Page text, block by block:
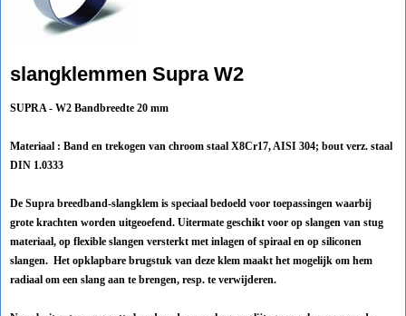
slangklemmen Supra W2
SUPRA - W2 Bandbreedte 20 mm
Materiaal : Band en trekogen van chroom staal X8Cr17, AISI 304; bout verz. staal
DIN 1.0333
De Supra breedband-slangklem is speciaal bedoeld voor toepassingen waarbij
grote krachten worden uitgeoefend. Uitermate geschikt voor op slangen van stug
materiaal, op flexible slangen versterkt met inlagen of spiraal en op siliconen
slangen. Het opklapbare brugstuk van deze klem maakt het mogelijk om hem
radiaal om een slang aan te brengen, resp. te verwijderen.